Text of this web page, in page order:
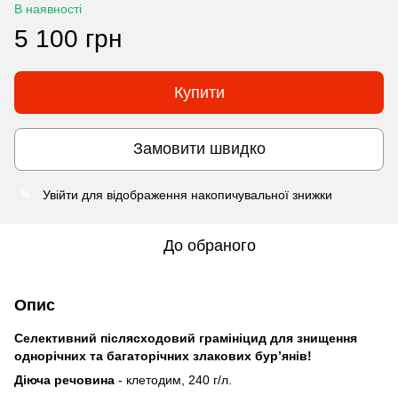
В наявності
5 100 грн
Купити
Замовити швидко
Увійти для відображення накопичувальної знижки
До обраного
Опис
Селективний післясходовий грамініцид для знищення
однорічних та багаторічних злакових бур’янів!
Діюча речовина - клетодим, 240 г/л.